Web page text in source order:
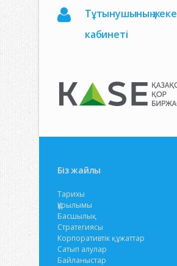
Тұтынушының жеке
кабинеті
Біз жайлы
Тарихы
Құрылымы
Басшылық
Стратегиясы
Корпоративтік құжаттар
Сатып алулар
Байланыстар